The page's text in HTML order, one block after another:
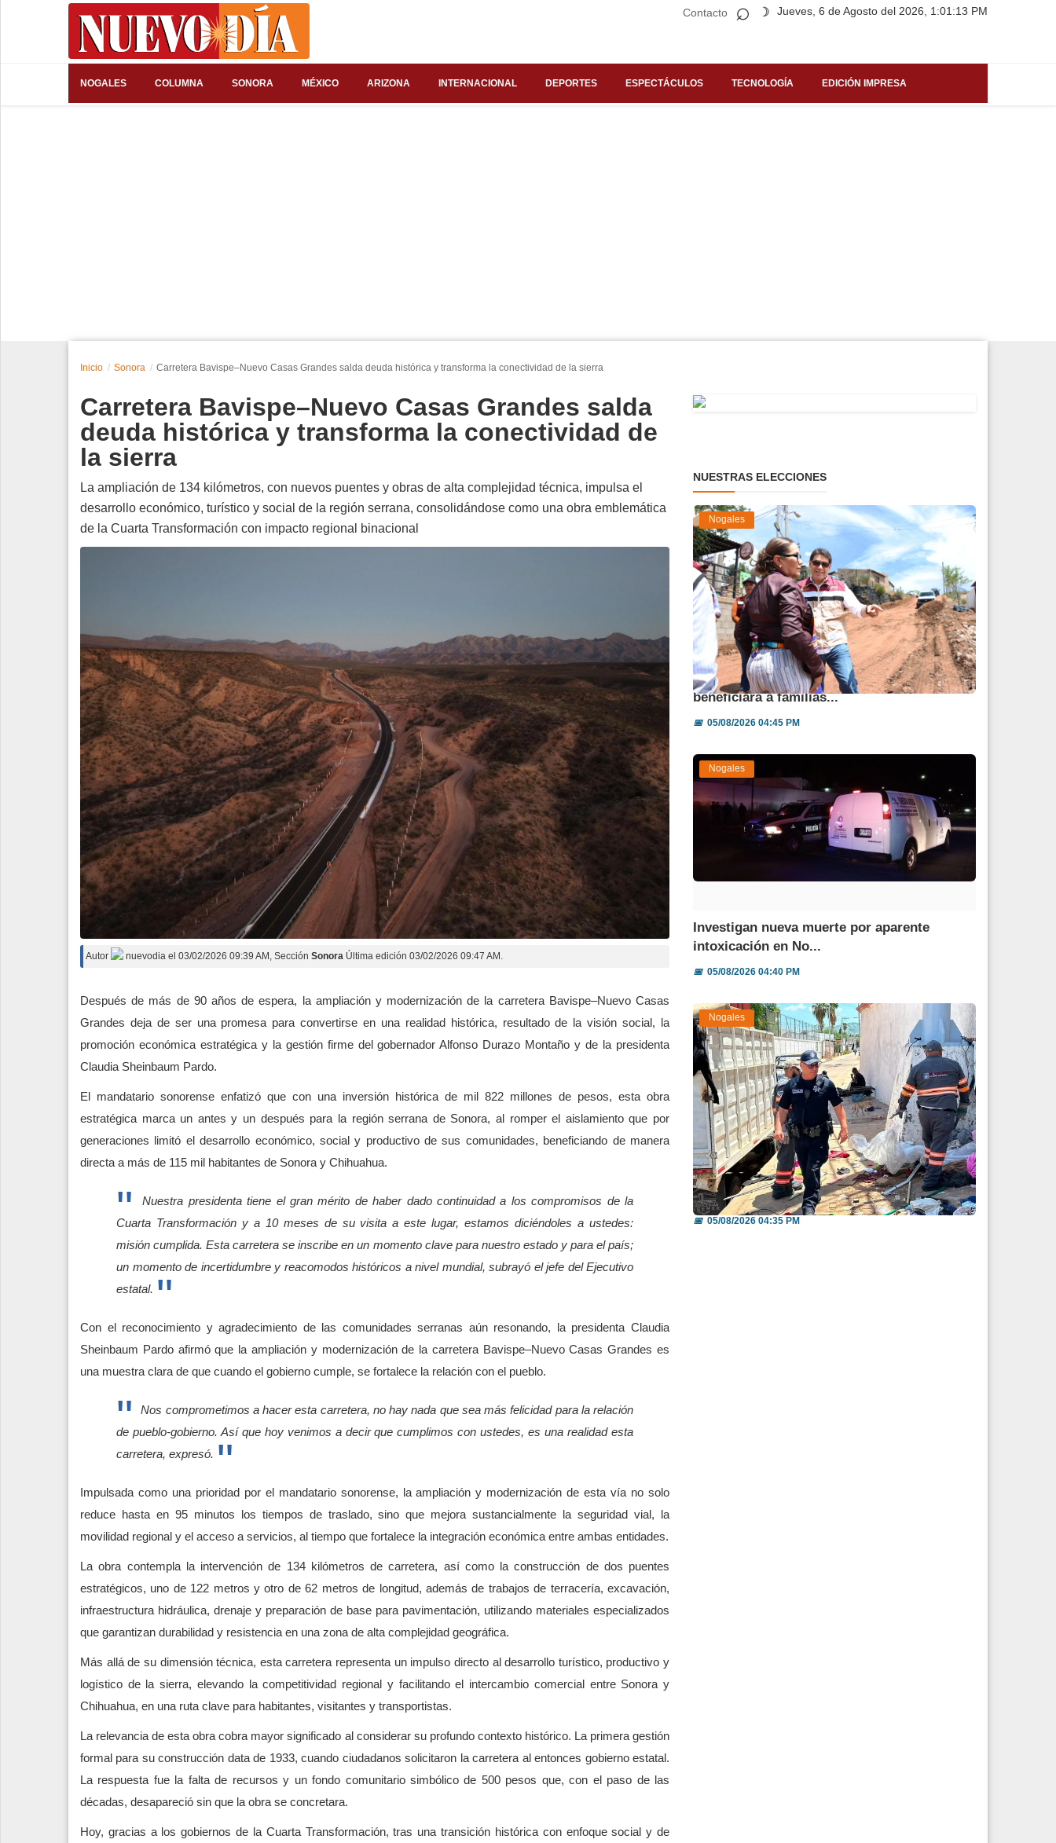
Contacto Jueves, 6 de Agosto del 2026, 1:01:13 PM
⌕ ☽
NOGALES COLUMNA SONORA MÉXICO ARIZONA INTERNACIONAL DEPORTES ESPECTÁCULOS TECNOLOGÍA EDICIÓN IMPRESA
Edición Impresa
Inicio Sonora Carretera Bavispe–Nuevo Casas Grandes salda deuda histórica y transforma la conectividad de la sierra
Carretera Bavispe–Nuevo Casas Grandes salda
deuda histórica y transforma la conectividad de
la sierra
La ampliación de 134 kilómetros, con nuevos puentes y obras de alta complejidad técnica, impulsa el
desarrollo económico, turístico y social de la región serrana, consolidándose como una obra emblemática
de la Cuarta Transformación con impacto regional binacional
Autor nuevodia el 03/02/2026 09:39 AM , Sección Sonora Última edición 03/02/2026 09:47 AM.
Después de más de 90 años de espera, la ampliación y modernización de la carretera Bavispe–Nuevo Casas
Grandes deja de ser una promesa para convertirse en una realidad histórica, resultado de la visión social, la
promoción económica estratégica y la gestión firme del gobernador Alfonso Durazo Montaño y de la presidenta
Claudia Sheinbaum Pardo.
El mandatario sonorense enfatizó que con una inversión histórica de mil 822 millones de pesos, esta obra
estratégica marca un antes y un después para la región serrana de Sonora, al romper el aislamiento que por
generaciones limitó el desarrollo económico, social y productivo de sus comunidades, beneficiando de manera
directa a más de 115 mil habitantes de Sonora y Chihuahua.
Nuestra presidenta tiene el gran mérito de haber dado continuidad a los compromisos de la
Cuarta Transformación y a 10 meses de su visita a este lugar, estamos diciéndoles a ustedes:
misión cumplida. Esta carretera se inscribe en un momento clave para nuestro estado y para el país;
un momento de incertidumbre y reacomodos históricos a nivel mundial, subrayó el jefe del Ejecutivo
estatal.
Con el reconocimiento y agradecimiento de las comunidades serranas aún resonando, la presidenta Claudia
Sheinbaum Pardo afirmó que la ampliación y modernización de la carretera Bavispe–Nuevo Casas Grandes es
una muestra clara de que cuando el gobierno cumple, se fortalece la relación con el pueblo.
Nos comprometimos a hacer esta carretera, no hay nada que sea más felicidad para la relación
de pueblo-gobierno. Así que hoy venimos a decir que cumplimos con ustedes, es una realidad esta
carretera, expresó.
Impulsada como una prioridad por el mandatario sonorense, la ampliación y modernización de esta vía no solo
reduce hasta en 95 minutos los tiempos de traslado, sino que mejora sustancialmente la seguridad vial, la
movilidad regional y el acceso a servicios, al tiempo que fortalece la integración económica entre ambas entidades.
La obra contempla la intervención de 134 kilómetros de carretera, así como la construcción de dos puentes
estratégicos, uno de 122 metros y otro de 62 metros de longitud, además de trabajos de terracería, excavación,
infraestructura hidráulica, drenaje y preparación de base para pavimentación, utilizando materiales especializados
que garantizan durabilidad y resistencia en una zona de alta complejidad geográfica.
Más allá de su dimensión técnica, esta carretera representa un impulso directo al desarrollo turístico, productivo y
logístico de la sierra, elevando la competitividad regional y facilitando el intercambio comercial entre Sonora y
Chihuahua, en una ruta clave para habitantes, visitantes y transportistas.
La relevancia de esta obra cobra mayor significado al considerar su profundo contexto histórico. La primera gestión
formal para su construcción data de 1933, cuando ciudadanos solicitaron la carretera al entonces gobierno estatal.
La respuesta fue la falta de recursos y un fondo comunitario simbólico de 500 pesos que, con el paso de las
décadas, desapareció sin que la obra se concretara.
Hoy, gracias a los gobiernos de la Cuarta Transformación, tras una transición histórica con enfoque social y de
NUESTRAS ELECCIONES
Nogales
Avanza obra de pavimentación que
beneficiará a familias...
📅05/08/2026 04:45 PM
Nogales
Investigan nueva muerte por aparente
intoxicación en No...
📅05/08/2026 04:40 PM
Nogales
Invitan a reportar espacios públicos
invadidos a través...
📅05/08/2026 04:35 PM